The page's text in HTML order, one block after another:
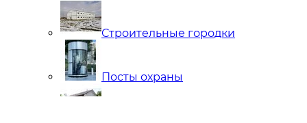
Строительные городки
Посты охраны